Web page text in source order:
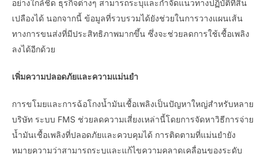
อย่างใกล้ชิด ธุรกิจต่างๆ สามารถระบุและกำจัดแนวทางปฏิบัติที่สิ้น
เปลืองได้ นอกจากนี้ ข้อมูลที่รวบรวมได้ยังช่วยในการวางแผนเส้น
ทางการขนส่งที่มีประสิทธิภาพมากขึ้น ซึ่งจะช่วยลดการใช้เชื้อเพลิง
ลงได้อีกด้วย
เพิ่มความปลอดภัยและความแม่นยำ
การขโมยและการฉ้อโกงน้ำมันเชื้อเพลิงเป็นปัญหาใหญ่สำหรับหลาย
บริษัท ระบบ FMS ช่วยลดความเสี่ยงเหล่านี้โดยการจัดหาวิธีการจ่าย
น้ำมันเชื้อเพลิงที่ปลอดภัยและควบคุมได้ การติดตามที่แม่นยำยัง
หมายความว่าสามารถระบุและแก้ไขความคลาดเคลื่อนของระดับ